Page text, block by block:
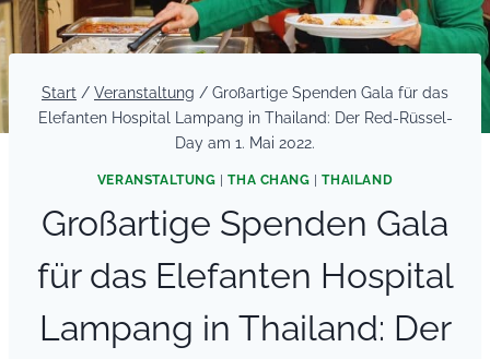
Start / Veranstaltung / Großartige Spenden Gala für das
Elefanten Hospital Lampang in Thailand: Der Red-Rüssel-
Day am 1. Mai 2022.
VERANSTALTUNG |THA CHANG |THAILAND
Großartige Spenden Gala
für das Elefanten Hospital
Lampang in Thailand: Der